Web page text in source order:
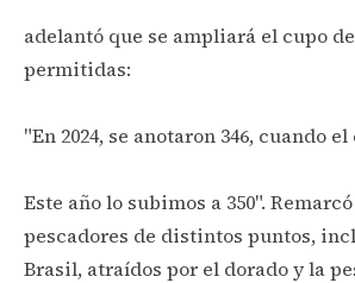
adelantó que se ampliará el cupo
permitidas:
"En 2024, se anotaron 346, cuando el
Este año lo subimos a 350".
pescadores de distintos puntos,
Brasil, atraídos por el dorado y la